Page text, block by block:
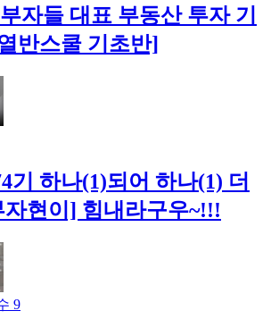
자들 대표 부동산 투자 기
반스쿨 기초반]
기 하나(1)되어 하나(1) 더
자현이] 힘내라구우~!!!
9